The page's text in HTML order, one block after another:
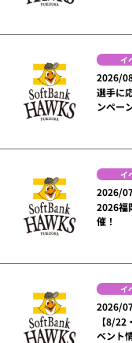
イ
2026/
選手に
ンペー
イ
2026/
2026福
催！
イ
2026/
【8/
ベント